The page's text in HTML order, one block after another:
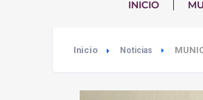
INICIO
Inicio Noticias